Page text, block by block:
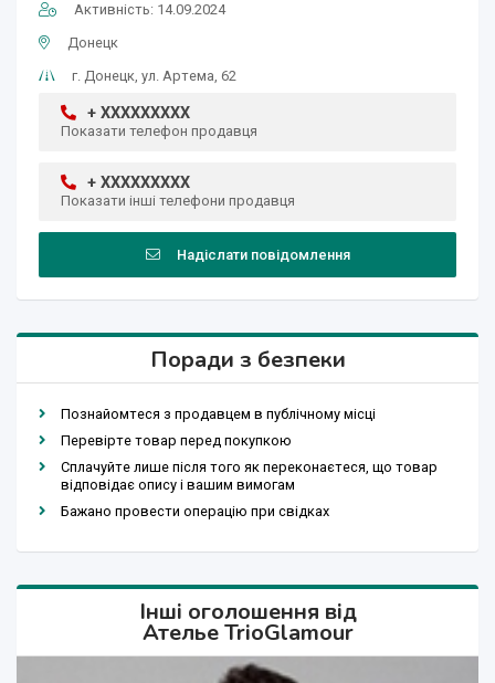
Активність: 14.09.2024
Донецк
г. Донецк, ул. Артема, 62
+ XXXXXXXXX
Показати телефон продавця
+ XXXXXXXXX
Показати інші телефони продавця
Надіслати повідомлення
Поради з безпеки
Познайомтеся з продавцем в публічному місці
Перевірте товар перед покупкою
Сплачуйте лише після того як переконаєтеся, що товар
відповідає опису і вашим вимогам
Бажано провести операцію при свідках
Інші оголошення від
Ателье TrioGlamour